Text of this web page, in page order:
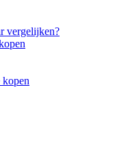
vergelijken?
kopen